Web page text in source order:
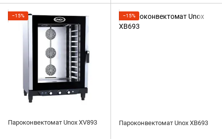
−15%
Пароконвектомат Unox XV893
−15%
Пароконвектомат Unox XB693